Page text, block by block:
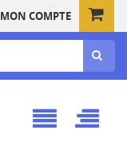
MON COMPTE